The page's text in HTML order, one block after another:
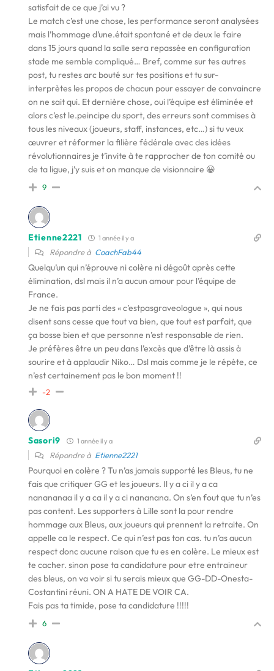
satisfait de ce que j’ai vu ?
Le match c’est une chose, les performance seront analysées
mais l’hommage d’une.était spontané et de deux le faire
dans 15 jours quand la salle sera repassée en configuration
stade me semble compliqué… Bref, comme sur tes autres
post, tu restes arc bouté sur tes positions et tu sur-
interprètes les propos de chacun pour essayer de convaincre
on ne sait qui. Et dernière chose, oui l’équipe est éliminée et
alors c’est le.peincipe du sport, des erreurs sont commises à
tous les niveaux (joueurs, staff, instances, etc…) si tu veux
œuvrer et réformer la filière fédérale avec des idées
révolutionnaires je t’invite à te rapprocher de ton comité ou
de ta ligue, j’y suis et on manque de visionnaire 😀
9
Etienne2221 1 année il y a
Répondre à CoachFab44
Quelqu’un qui n’éprouve ni colère ni dégoût après cette
élimination, dsl mais il n’a aucun amour pour l’équipe de
France.
Je ne fais pas parti des « c’estpasgraveologue », qui nous
disent sans cesse que tout va bien, que tout est parfait, que
ça bosse bien et que personne n’est responsable de rien.
Je préfères être un peu dans l’excès que d’être là assis à
sourire et à applaudir Niko… Dsl mais comme je le répète, ce
n’est certainement pas le bon moment !!
-2
Sasori9 1 année il y a
Répondre à Etienne2221
Pourquoi en colère ? Tu n’as jamais supporté les Bleus, tu ne
fais que critiquer GG et les joueurs. Il y a ci il y a ca
nanananaa il y a ca il y a ci nananana. On s’en fout que tu n’es
pas content. Les supporters à Lille sont la pour rendre
hommage aux Bleus, aux joueurs qui prennent la retraite. On
appelle ca le respect. Ce qui n’est pas ton cas. tu n’as aucun
respect donc aucune raison que tu es en colère. Le mieux est
te cacher. sinon pose ta candidature pour etre entraineur
des bleus, on va voir si tu serais mieux que GG-DD-Onesta-
Costantini réuni. ON A HATE DE VOIR CA.
Fais pas ta timide, pose ta candidature !!!!!
6